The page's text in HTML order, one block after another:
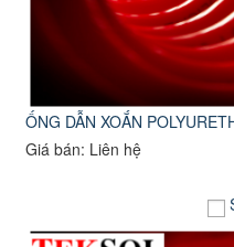
ỐNG DẪN XOẮN
Giá bán: Liên hệ